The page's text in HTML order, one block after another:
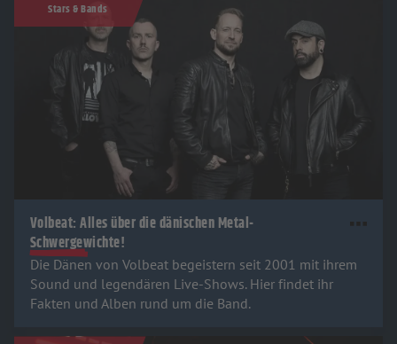
Stars & Bands
Volbeat: Alles über die dänischen Metal-
Schwergewichte!
Die Dänen von Volbeat begeistern seit 2001 mit ihrem
Sound und legendären Live-Shows. Hier findet ihr
Fakten und Alben rund um die Band.